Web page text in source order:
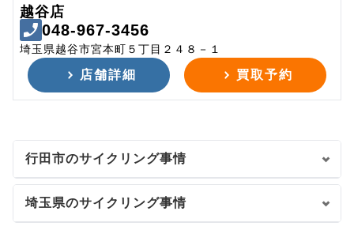
越谷店
048-967-3456
埼玉県越谷市宮本町５丁目２４８－１
店舗詳細 買取予約
行田市のサイクリング事情
埼玉県のサイクリング事情